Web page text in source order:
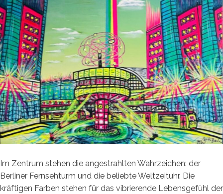
Im Zentrum stehen die angestrahlten Wahrzeichen: der
Berliner Fernsehturm und die beliebte Weltzeituhr. Die
kräftigen Farben stehen für das vibrierende Lebensgefühl der